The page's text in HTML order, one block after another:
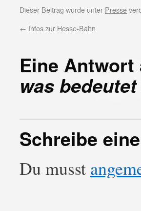
Dieser Beitrag wurde unter Presse
← Infos zur Hesse-Bahn
Eine Antwort
was
Schreibe
Du musst